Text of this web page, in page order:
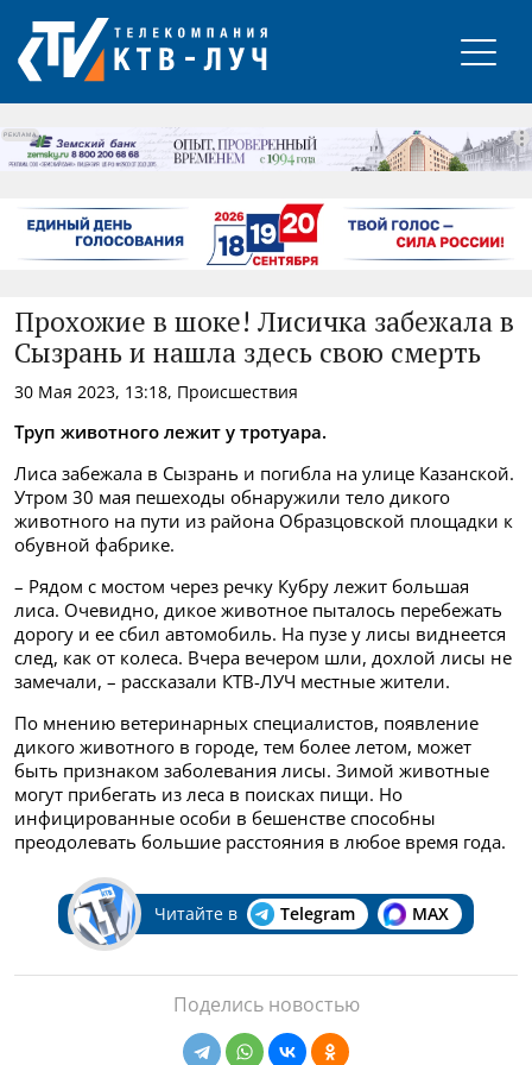
РЕКЛАМА
Прохожие в шоке! Лисичка забежала в
Сызрань и нашла здесь свою смерть
30 Мая 2023, 13:18, Происшествия
Труп животного лежит у тротуара.
Лиса забежала в Сызрань и погибла на улице Казанской.
Утром 30 мая пешеходы обнаружили тело дикого
животного на пути из района Образцовской площадки к
обувной фабрике.
– Рядом с мостом через речку Кубру лежит большая
лиса. Очевидно, дикое животное пыталось перебежать
дорогу и ее сбил автомобиль. На пузе у лисы виднеется
след, как от колеса. Вчера вечером шли, дохлой лисы не
замечали, – рассказали КТВ-ЛУЧ местные жители.
По мнению ветеринарных специалистов, появление
дикого животного в городе, тем более летом, может
быть признаком заболевания лисы. Зимой животные
могут прибегать из леса в поисках пищи. Но
инфицированные особи в бешенстве способны
преодолевать большие расстояния в любое время года.
Читайте в Telegram MAX
Поделись новостью